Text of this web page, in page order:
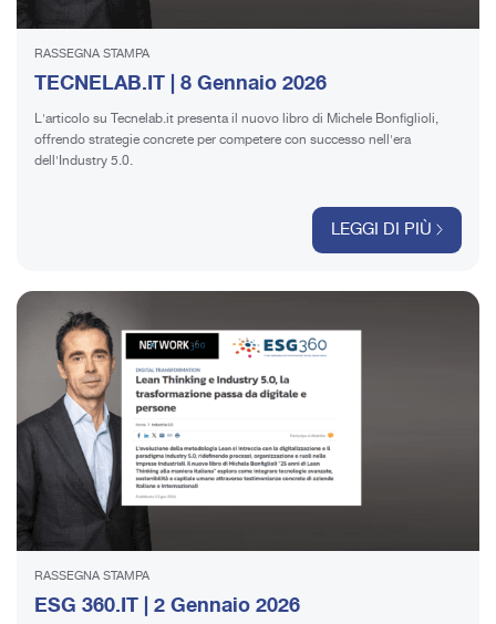
RASSEGNA STAMPA
TECNELAB.IT | 8 Gennaio 2026
L'articolo su Tecnelab.it presenta il nuovo libro di Michele Bonfiglioli,
offrendo strategie concrete per competere con successo nell'era
dell'Industry 5.0.
LEGGI DI PIÙ
RASSEGNA STAMPA
ESG 360.IT | 2 Gennaio 2026